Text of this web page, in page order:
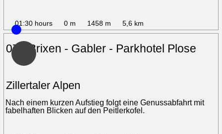
01:30 hours 0 m 1458 m 5,6 km
07 - Brixen - Gabler - Parkhotel Plose
Zillertaler Alpen
Nach einem kurzen Aufstieg folgt eine Genussabfahrt mit
fabelhaften Blicken auf den Peitlerkofel.